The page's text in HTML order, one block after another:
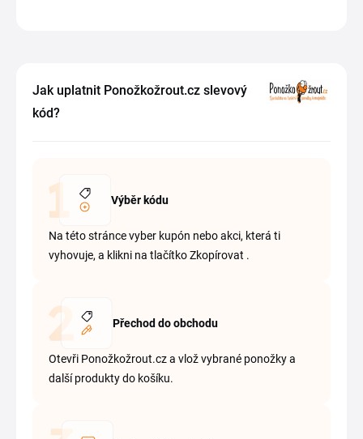
Jak uplatnit Ponožkožrout.cz slevový
kód?
Výběr kódu
Na této stránce vyber kupón nebo akci, která ti
vyhovuje, a klikni na tlačítko Zkopírovat .
Přechod do obchodu
Otevři Ponožkožrout.cz a vlož vybrané ponožky a
další produkty do košíku.